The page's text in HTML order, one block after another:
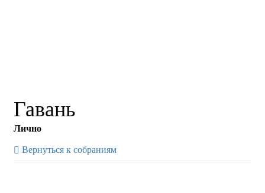
Гавань
Лично
Вернуться к собраниям